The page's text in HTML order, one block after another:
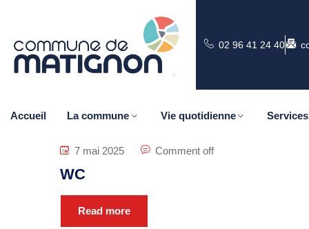
02 96 41 24 40
Accueil La commune Vie quotidienne
7 mai 2025 Comment off
WC
Read more